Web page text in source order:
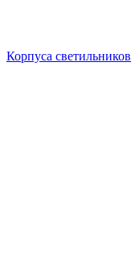
Корпуса светильников